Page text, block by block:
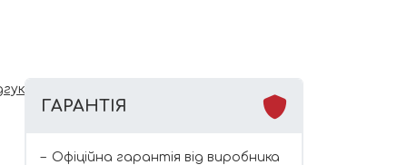
ГАРАНТІЯ
Офіційна гарантія від виробника